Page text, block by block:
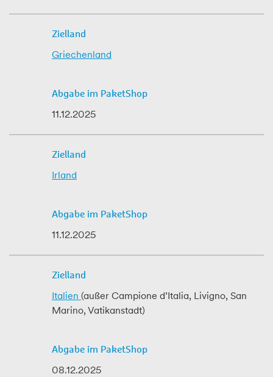
Griechenland
11.12.2025
Irland
11.12.2025
Italien (außer Campione d’Italia, Livigno, San
Marino, Vatikanstadt)
08.12.2025